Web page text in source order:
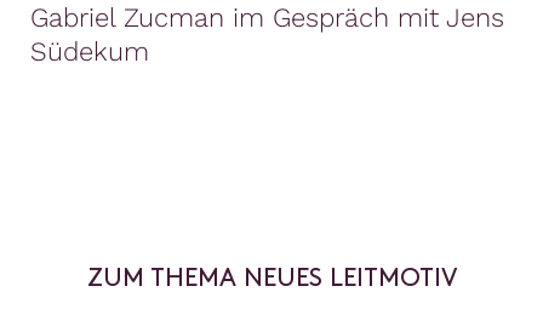
Gabriel Zucman im Gespräch mit Jens
Südekum
ZUM THEMA NEUES LEITMOTIV